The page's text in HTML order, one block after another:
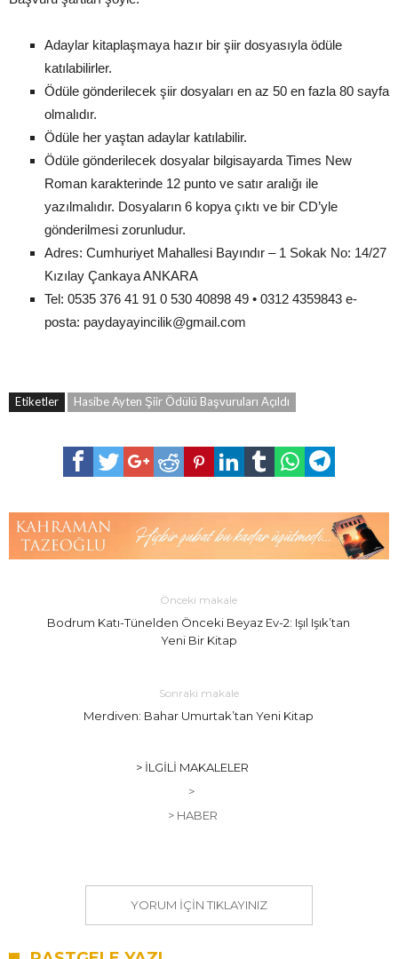
Adaylar kitaplaşmaya hazır bir şiir dosyasıyla ödüle
katılabilirler.
Ödüle gönderilecek şiir dosyaları en az 50 en fazla 80 sayfa
olmalıdır.
Ödüle her yaştan adaylar katılabilir.
Ödüle gönderilecek dosyalar bilgisayarda Times New
Roman karakterinde 12 punto ve satır aralığı ile
yazılmalıdır. Dosyaların 6 kopya çıktı ve bir CD’yle
gönderilmesi zorunludur.
Adres: Cumhuriyet Mahallesi Bayındır – 1 Sokak No: 14/27
Kızılay Çankaya ANKARA
Tel: 0535 376 41 91 0 530 40898 49 • 0312 4359843 e-
posta: paydayayincilik@gmail.com
Etiketler Hasibe Ayten Şiir Ödülü Başvuruları Açıldı
Önceki makale
Bodrum Katı-Tünelden Önceki Beyaz Ev-2: Işıl Işık’tan
Yeni Bir Kitap
Sonraki makale
Merdiven: Bahar Umurtak’tan Yeni Kitap
> İLGILI MAKALELER
>
> HABER
YORUM IÇIN TIKLAYINIZ